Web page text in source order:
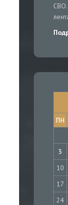
СВО.
ПН
3
10
17
24